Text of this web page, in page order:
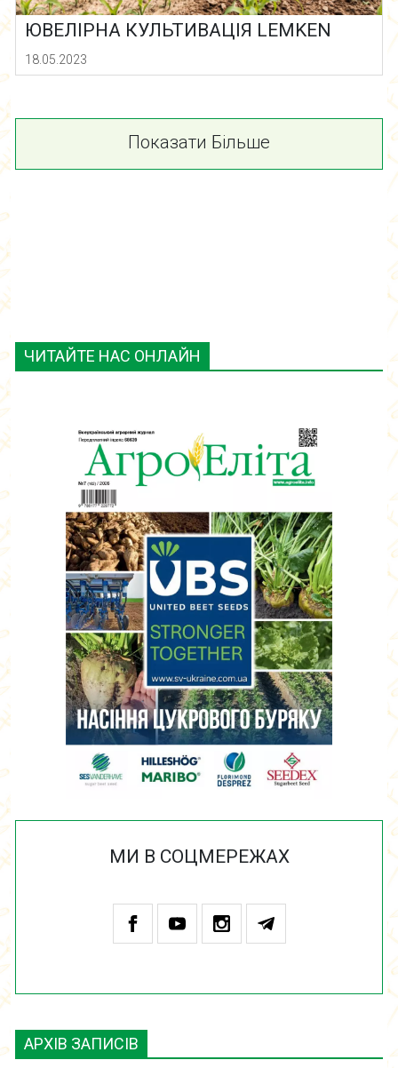
ЧИТАЙТЕ НАС ОНЛАЙН
МИ В СОЦМЕРЕЖАХ
АРХІВ ЗАПИСІВ
ЮВЕЛІРНА КУЛЬТИВАЦІЯ LEMKEN
18.05.2023
Показати Більше